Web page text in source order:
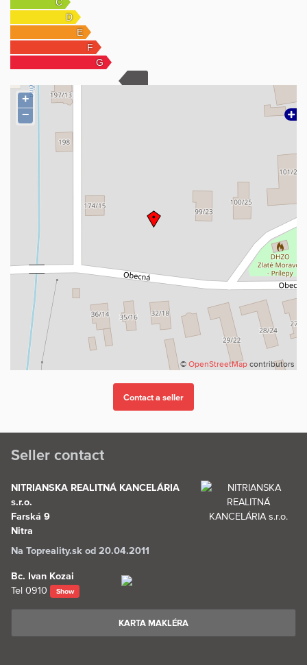
+
−
© OpenStreetMap contributors
Seller contact
NITRIANSKA REALITNÁ KANCELÁRIA
s.r.o.
Farská 9
Nitra
Na Topreality.sk od 20.04.2011
Bc. Ivan Kozai
Tel 0910 Show
KARTA MAKLÉRA